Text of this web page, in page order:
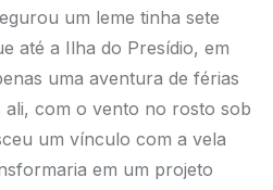
um leme tinha sete
até a Ilha do Presídio, em
uma aventura de férias
ali, com o vento no rosto sob
um vínculo com a vela
em um projeto